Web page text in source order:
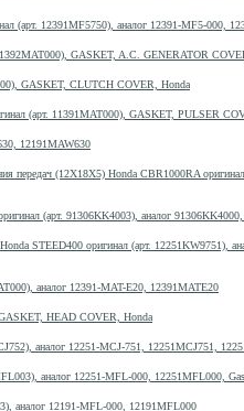
(арт. 12391MF5750), аналог 12391-MF5-000,
GASKET, A.C. GENERATOR
GASKET, CLUTCH COVER, Honda
(арт. 11391MAT000), GASKET, PULSER
12191MAW630
передач (12X18X5) Honda CBR1000RA
(арт. 91306KK4003), аналог
STEED400 оригинал (арт. 12251KW9751),
аналог 12391-MAT-E20, 12391MATE20
HEAD COVER, Honda
аналог 12251-MCJ-751, 12251MCJ751,
аналог 12251-MFL-000, 12251MFL000,
аналог 12191-MFL-000, 12191MFL000